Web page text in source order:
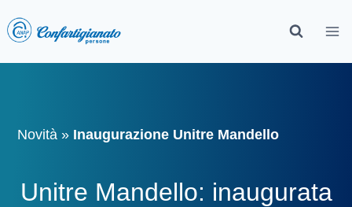
Novità » Inaugurazione Unitre Mandello
Unitre Mandello: inaugurata